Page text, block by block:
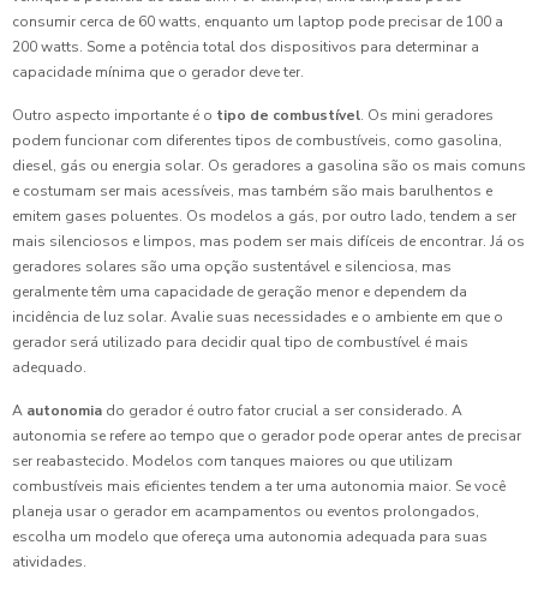
consumir cerca de 60 watts, enquanto um laptop pode precisar de 100 a
200 watts. Some a potência total dos dispositivos para determinar a
capacidade mínima que o gerador deve ter.
Outro aspecto importante é o tipo de combustível. Os mini geradores
podem funcionar com diferentes tipos de combustíveis, como gasolina,
diesel, gás ou energia solar. Os geradores a gasolina são os mais comuns
e costumam ser mais acessíveis, mas também são mais barulhentos e
emitem gases poluentes. Os modelos a gás, por outro lado, tendem a ser
mais silenciosos e limpos, mas podem ser mais difíceis de encontrar. Já os
geradores solares são uma opção sustentável e silenciosa, mas
geralmente têm uma capacidade de geração menor e dependem da
incidência de luz solar. Avalie suas necessidades e o ambiente em que o
gerador será utilizado para decidir qual tipo de combustível é mais
adequado.
A autonomia do gerador é outro fator crucial a ser considerado. A
autonomia se refere ao tempo que o gerador pode operar antes de precisar
ser reabastecido. Modelos com tanques maiores ou que utilizam
combustíveis mais eficientes tendem a ter uma autonomia maior. Se você
planeja usar o gerador em acampamentos ou eventos prolongados,
escolha um modelo que ofereça uma autonomia adequada para suas
atividades.